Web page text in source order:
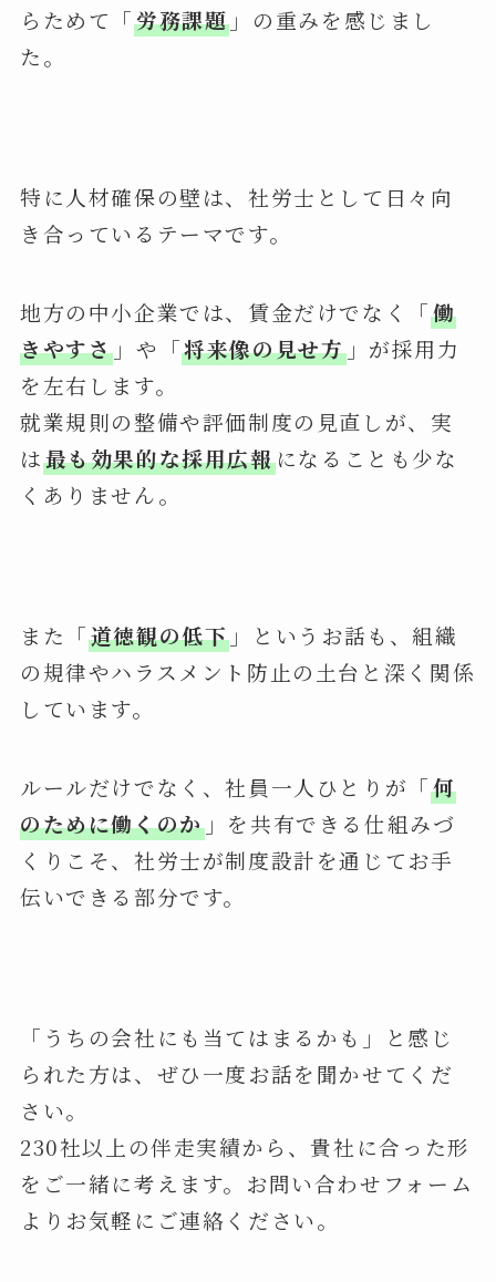
らためて「労務課題 」の重みを感じまし
た。
特に人材確保の壁は、社労士として日々向
き合っているテーマです。
地方の中小企業では、賃金だけでなく「働
きやすさ 」や「将来像の見せ方」が採用力
を左右します。
就業規則の整備や評価制度の見直しが、実
は最も効果的な採用広報になることも少な
くありません。
また「道徳観の低下 」というお話も、組織
の規律やハラスメント防止の土台と深く関係
しています。
ルールだけでなく、社員一人ひとりが「何
のために働くのか」を共有できる仕組みづ
くりこそ、社労士が制度設計を通じてお手
伝いできる部分です。
「うちの会社にも当てはまるかも」と感じ
られた方は、ぜひ一度お話を聞かせてくだ
さい。
230社以上の伴走実績から、貴社に合った形
をご一緒に考えます。お問い合わせフォーム
よりお気軽にご連絡ください。